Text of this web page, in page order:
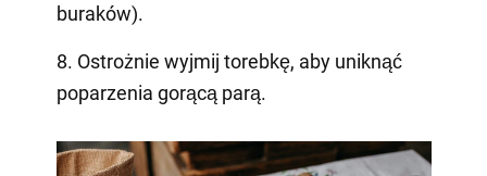
buraków).
8. Ostrożnie wyjmij torebkę, aby uniknąć
poparzenia gorącą parą.